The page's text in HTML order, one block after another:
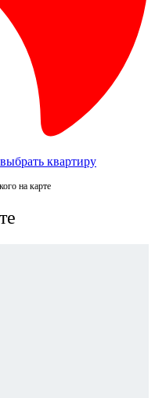
выбрать квартиру
на карте